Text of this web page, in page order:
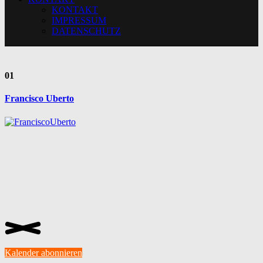
KONTAKT
IMPRESSUM
DATENSCHUTZ
01
Francisco Uberto
Kalender abonnieren